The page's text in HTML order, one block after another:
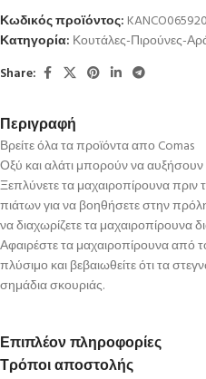
Κωδικός προϊόντος:
Κατηγορία: Κουτάλες-Πιρούνες-
Share:
Περιγραφή
Βρείτε όλα τα προϊόντα απο Comas
Οξύ και αλάτι μπορούν να αυξήσουν
Ξεπλύνετε τα μαχαιροπίρουνα πριν
πιάτων για να βοηθήσετε στην
να διαχωρίζετε τα μαχαιροπίρουνα
Αφαιρέστε τα μαχαιροπίρουνα από
πλύσιμο και βεβαιωθείτε ότι τα
σημάδια σκουριάς.
Επιπλέον πληροφορίες
Τρόποι αποστολής